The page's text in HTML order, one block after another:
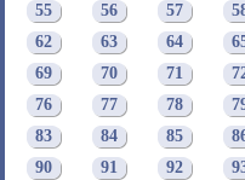
55
56 57
62
63 64
69
70 71
76
77 78
83
84 85
90
91 92